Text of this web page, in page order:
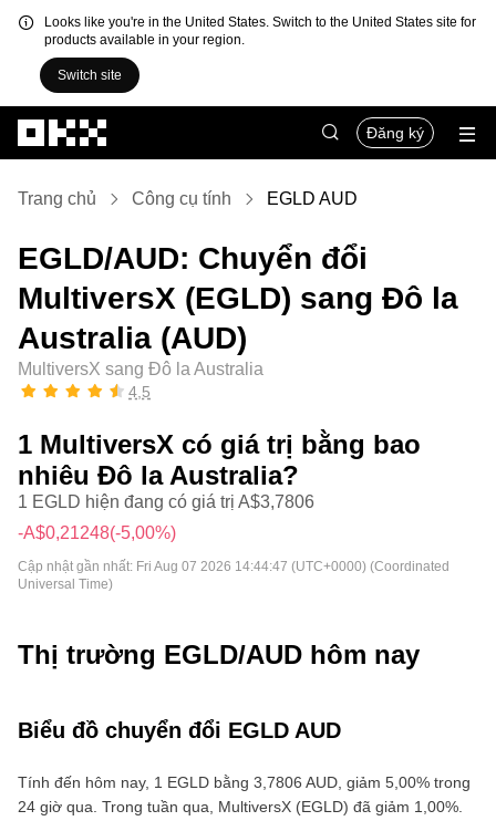
Looks like you're in the United States. Switch to the United States site for
products available in your region.
Switch site
Đăng ký
Trang chủ Công cụ tính EGLD AUD
EGLD/AUD: Chuyển đổi
MultiversX (EGLD) sang Đô la
Australia (AUD)
MultiversX sang Đô la Australia
4,5
1 MultiversX có giá trị bằng bao
nhiêu Đô la Australia?
1 EGLD hiện đang có giá trị A$3,7806
-A$0,21248(-5,00%)
Cập nhật gần nhất: Fri Aug 07 2026 14:44:47 (UTC+0000) (Coordinated
Universal Time)
Thị trường EGLD/AUD hôm nay
Biểu đồ chuyển đổi EGLD AUD
Tính đến hôm nay, 1 EGLD bằng 3,7806 AUD, giảm 5,00% trong
24 giờ qua. Trong tuần qua, MultiversX (EGLD) đã giảm 1,00%.